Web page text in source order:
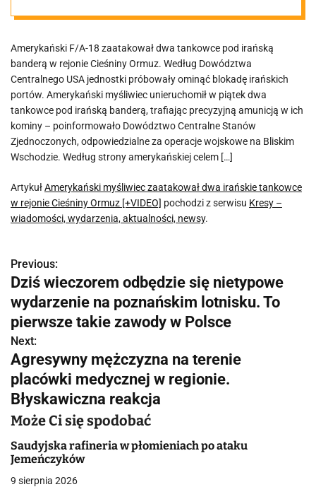
tankowce w
rejonie
Cieśniny Ormuz
[+VIDEO]
Amerykański F/A-18 zaatakował dwa tankowce pod irańską
banderą w rejonie Cieśniny Ormuz. Według Dowództwa
Centralnego USA jednostki próbowały ominąć blokadę irańskich
portów. Amerykański myśliwiec unieruchomił w piątek dwa
tankowce pod irańską banderą, trafiając precyzyjną amunicją w ich
kominy – poinformowało Dowództwo Centralne Stanów
Zjednoczonych, odpowiedzialne za operacje wojskowe na Bliskim
Wschodzie. Według strony amerykańskiej celem […]
ArtykułAmerykański myśliwiec zaatakował dwa irańskie tankowce
w rejonie Cieśniny Ormuz [+VIDEO] pochodzi z serwisu Kresy –
wiadomości, wydarzenia, aktualności, newsy.
N
a
w
i
g
a
c
j
a
Previous:
Dziś wieczorem odbędzie się nietypowe
wydarzenie na poznańskim lotnisku. To
pierwsze takie zawody w Polsce
Next:
Agresywny mężczyzna na terenie
placówki medycznej w regionie.
Błyskawiczna reakcja
Może Ci się spodobać
Saudyjska rafineria w płomieniach po ataku
Jemeńczyków
9 sierpnia 2026